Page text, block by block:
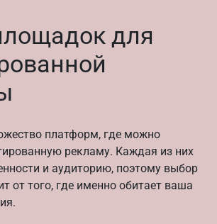
для
платформ, где можно
рекламу. Каждая из них
и аудиторию, поэтому выбор
от того, где именно обитает ваша